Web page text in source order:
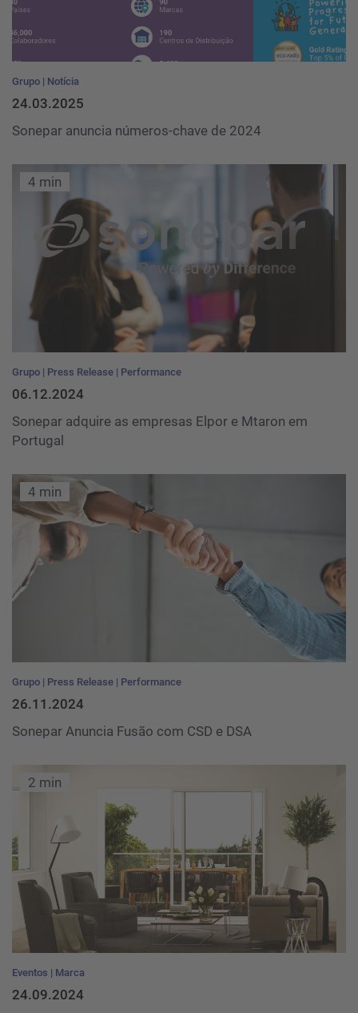
Grupo Notícia
24.03.2025
Sonepar anuncia números-chave de 2024
4 min
Grupo Press Release Performance
06.12.2024
Sonepar adquire as empresas Elpor e Mtaron em
Portugal
4 min
Grupo Press Release Performance
26.11.2024
Sonepar Anuncia Fusão com CSD e DSA
2 min
Eventos Marca
24.09.2024